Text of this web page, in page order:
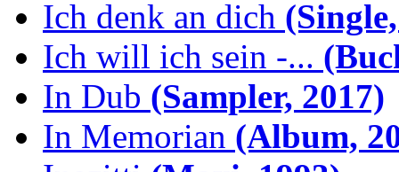
Ich denk an dich
Ich will ich sein -...
In Dub (Sampler, 2017)
In Memorian (Album,